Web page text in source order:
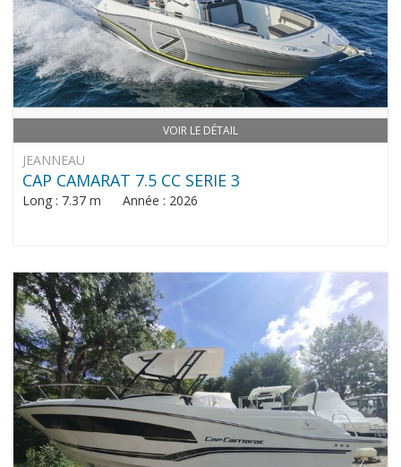
VOIR LE DÉTAIL
JEANNEAU
CAP CAMARAT 7.5 CC SERIE 3
Long : 7.37 m Année : 2026